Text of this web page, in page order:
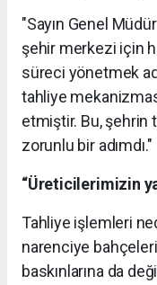
"Sayın Genel
şehir merkezi için
süreci yönetmek
tahliye
etmiştir. Bu, şehrin
zorunlu bir adımdı."
“Üreticilerimizin
​Tahliye işlemleri
narenciye
baskınlarına da